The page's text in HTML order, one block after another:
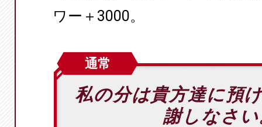
ワー＋3000。
通常
私の分は貴方達に預
謝しなさ